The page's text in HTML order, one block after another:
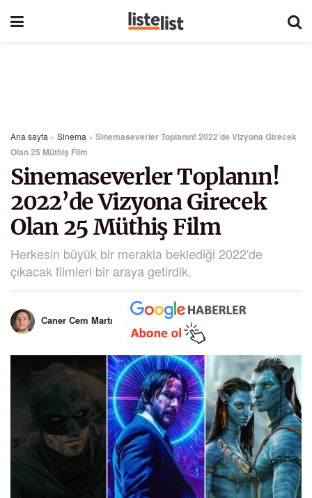
Ana sayfa » Sinema » Sinemaseverler Toplanın! 2022’de Vizyona Girecek
Olan 25 Müthiş Film
Sinemaseverler Toplanın!
2022’de Vizyona Girecek
Olan 25 Müthiş Film
Herkesin büyük bir merakla beklediği 2022'de
çıkacak filmleri bir araya getirdik.
Caner Cem Martı